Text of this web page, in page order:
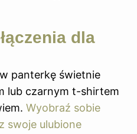
dla
panterkę świetnie
lub czarnym t-shirtem
Wyobraź sobie
swoje ulubione